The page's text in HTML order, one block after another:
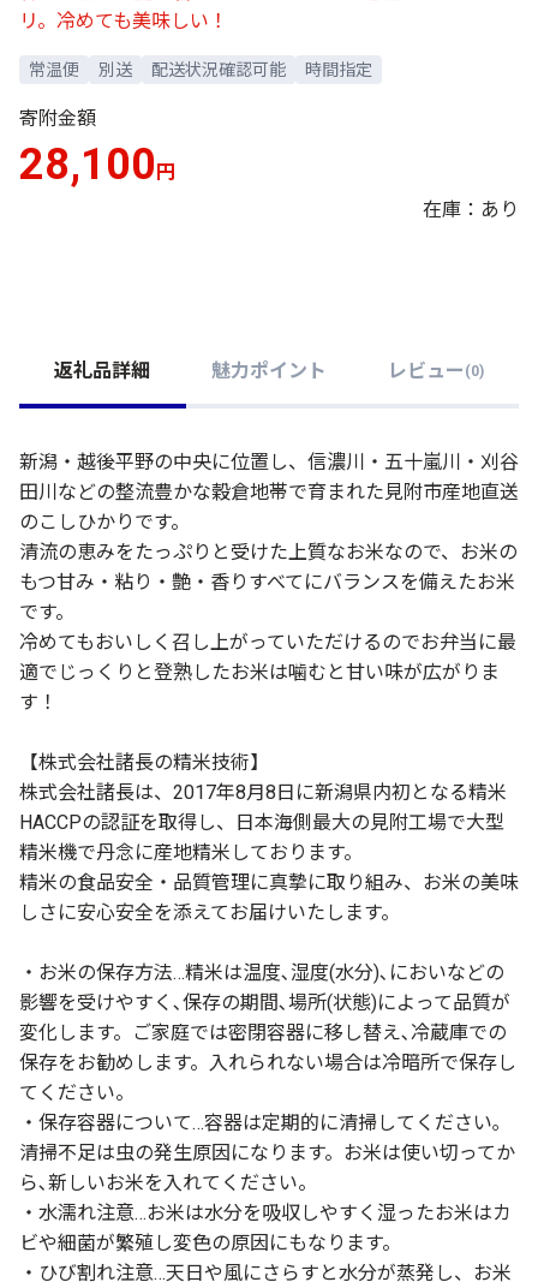
リ。冷めても美味しい！
常温便 別送 配送状況確認可能 時間指定
寄附金額
28,100 円
在庫：あり
返礼品詳細 魅力ポイント レビュー (0)
新潟・越後平野の中央に位置し、信濃川・五十嵐川・刈谷
田川などの整流豊かな穀倉地帯で育まれた見附市産地直送
のこしひかりです。
清流の恵みをたっぷりと受けた上質なお米なので、お米の
もつ甘み・粘り・艶・香りすべてにバランスを備えたお米
です。
冷めてもおいしく召し上がっていただけるのでお弁当に最
適でじっくりと登熟したお米は噛むと甘い味が広がりま
す！
【株式会社諸長の精米技術】
株式会社諸長は、2017年8月8日に新潟県内初となる精米
HACCPの認証を取得し、日本海側最大の見附工場で大型
精米機で丹念に産地精米しております。
精米の食品安全・品質管理に真摯に取り組み、お米の美味
しさに安心安全を添えてお届けいたします。
・お米の保存方法…精米は温度､湿度(水分)､においなどの
影響を受けやすく､保存の期間､場所(状態)によって品質が
変化します。ご家庭では密閉容器に移し替え､冷蔵庫での
保存をお勧めします。入れられない場合は冷暗所で保存し
てください。
・保存容器について…容器は定期的に清掃してください｡
清掃不足は虫の発生原因になります。お米は使い切ってか
ら､新しいお米を入れてください。
・水濡れ注意…お米は水分を吸収しやすく湿ったお米はカ
ビや細菌が繁殖し変色の原因にもなります。
・ひび割れ注意…天日や風にさらすと水分が蒸発し、お米